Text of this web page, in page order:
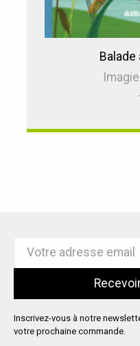
Balade
Inscrivez-vous à notre
votre prochaine commande.